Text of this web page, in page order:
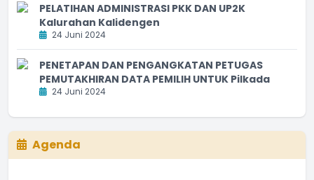
PELATIHAN ADMINISTRASI PKK DAN UP2K
Kalurahan Kalidengen
24 Juni 2024
PENETAPAN DAN PENGANGKATAN PETUGAS
PEMUTAKHIRAN DATA PEMILIH UNTUK Pilkada
24 Juni 2024
Agenda